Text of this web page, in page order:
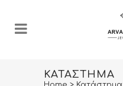
ΚΑΤΆΣΤΗΜΑ